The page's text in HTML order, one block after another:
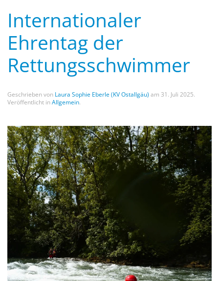
Internationaler
Ehrentag der
Rettungsschwimmer
Geschrieben von Laura Sophie Eberle (KV Ostallgäu) am 31. Juli 2025.
Veröffentlicht inAllgemein.